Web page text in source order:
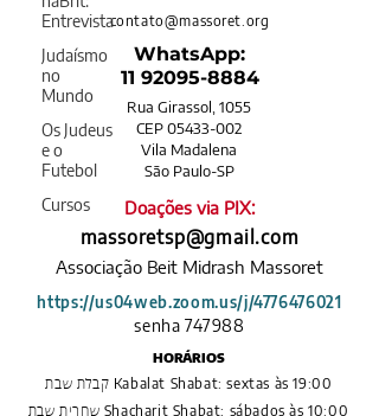
Entrevista
Judaísmo
no
Mundo
Os Judeus
e o
Futebol
Cursos
contato@massoret.org
WhatsApp:
11 92095-8884
Rua Girassol, 1055
CEP 05433-002
Vila Madalena
​São Paulo-SP
Doações via PIX:​
massoretsp@gmail.com
Associação Beit Midrash Massoret​
https://us04web.zoom.us/j/4776476021
senha 747988
HORÁRIOS
קבלת שבת Kabalat Shabat: sextas às 19:00
שחרית שבת Shacharit Shabat: sábados às 10:00